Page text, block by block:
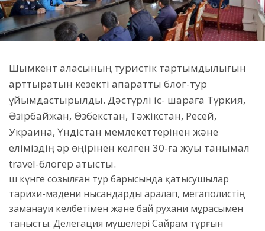
Шымкент қаласының туристік тартымдылығын
арттыратын кезекті ақпараттық блог-тур
ұйымдастырылды. Дәстүрлі іс- шараға Түркия,
Әзірбайжан, Өзбекстан, Тәжікстан, Ресей,
Украина, Үндістан мемлекеттерінен және
еліміздің әр өңірінен келген 30-ға жуық танымал
travel-блогер қатысты.
Үш күнге созылған тур барысында қатысушылар
тарихи-мәдени нысандарды аралап, мегаполистің
заманауи келбетімен және бай рухани мұрасымен
танысты. Делегация мүшелері Сайрам тұрғын